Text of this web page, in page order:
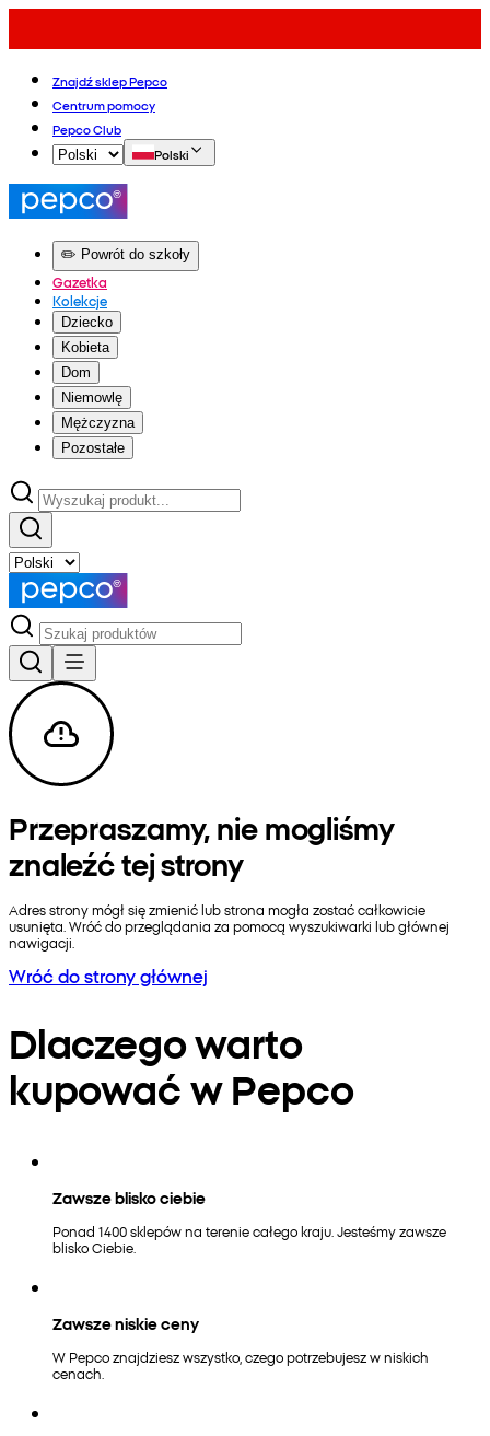
Znajdź sklep Pepco
Centrum pomocy
Pepco Club
Polski
✏️ Powrót do szkoły
Gazetka
Kolekcje
Dziecko
Kobieta
Dom
Niemowlę
Mężczyzna
Pozostałe
Przepraszamy, nie mogliśmy
znaleźć tej strony
Adres strony mógł się zmienić lub strona mogła zostać całkowicie
usunięta. Wróć do przeglądania za pomocą wyszukiwarki lub głównej
nawigacji.
Wróć do strony głównej
Dlaczego warto
kupować w Pepco
Zawsze blisko ciebie
Ponad 1400 sklepów na terenie całego kraju. Jesteśmy zawsze
blisko Ciebie.
Zawsze niskie ceny
W Pepco znajdziesz wszystko, czego potrzebujesz w niskich
cenach.